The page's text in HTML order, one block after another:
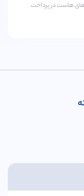
هاست در پرداخت